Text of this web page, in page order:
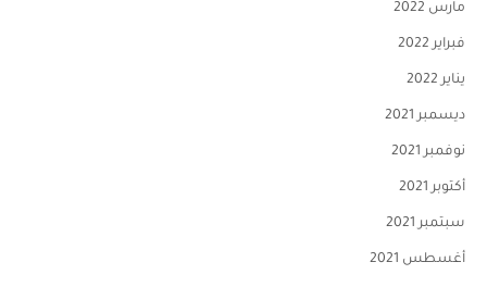
مارس 2022
فبراير 2022
يناير 2022
ديسمبر 2021
نوفمبر 2021
أكتوبر 2021
سبتمبر 2021
أغسطس 2021